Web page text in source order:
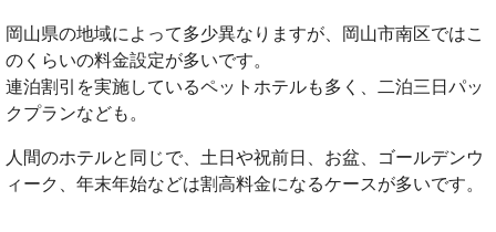
岡山県の地域によって多少異なりますが、岡山市南区ではこ
のくらいの料金設定が多いです。
連泊割引を実施しているペットホテルも多く、二泊三日パッ
クプランなども。
人間のホテルと同じで、土日や祝前日、お盆、ゴールデンウ
ィーク、年末年始などは割高料金になるケースが多いです。